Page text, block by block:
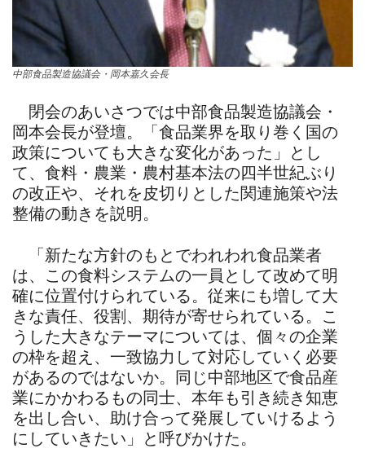
中部食品製造協議会・岡本嘉久会長
閉会のあいさつでは中部食品製造協議会・
岡本会長が登壇。「食品業界を取り巻く国の
政策についても大きな変化があった」とし
て、食料・農業・農村基本法の四半世紀ぶり
の改正や、それを皮切りとした関連施策や法
整備の動きを説明。
「新たな方針のもとでわれわれ食品業者
は、この食料システムの一員として改めて明
確に位置付けられている。従来にも増して大
きな責任、役割、期待が寄せられている。こ
うした大きなテーマについては、個々の企業
の枠を超え、一致協力して対応していく必要
があるのではないか。同じ中部地区で食品産
業にかかわるもの同士、本年も引き続き知恵
を出し合い、助け合って発展していけるよう
にしていきたい」と呼びかけた。